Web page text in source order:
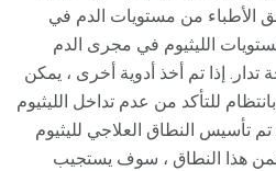
الأطباء من مستويات الدم في
الليثيوم في مجرى الدم
إذا تم أخذ أدوية أخرى ، يمكن
للتأكد من عدم تداخل الليثيوم
تأسيس النطاق العلاجي لليثيوم
لتر. ضمن هذا النطاق ، سوف يستجيب